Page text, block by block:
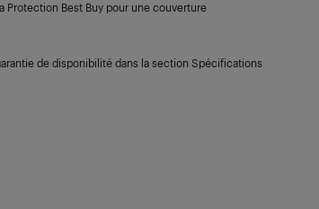
Protection Best Buy pour une couverture
de disponibilité dans la section Spécifications